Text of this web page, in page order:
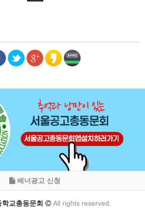
베너광고 신청
교총동문회 All rights reserved.